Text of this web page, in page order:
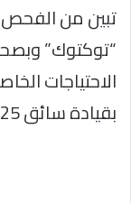
الاحتياجات
بقيادة سائق 25 سنة.